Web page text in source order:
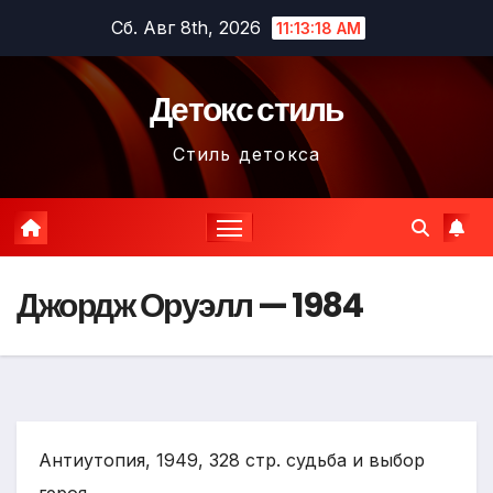
содержимому
Сб. Авг 8th, 2026 11:13:19 AM
Детокс стиль
Стиль детокса
Джордж Оруэлл — 1984
Антиутопия, 1949, 328 стр. судьба и выбор